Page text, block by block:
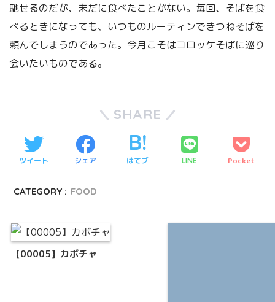
馳せるのだが、未だに食べたことがない。毎回、そばを食
べるときになっても、いつものルーティンできつねそばを
頼んでしまうのであった。今月こそはコロッケそばに巡り
会いたいものである。
SHARE
ツイート シェア はてブ LINE Pocket
CATEGORY : FOOD
【00005】カボチャ